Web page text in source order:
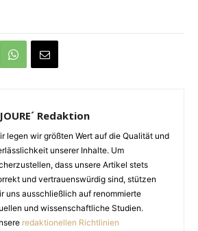
Redaktion
legen wir größten Wert auf die Qualität und
unserer Inhalte. Um
dass unsere Artikel stets
und vertrauenswürdig sind, stützen
uns ausschließlich auf renommierte
und wissenschaftliche Studien.
redaktionellen Richtlinien